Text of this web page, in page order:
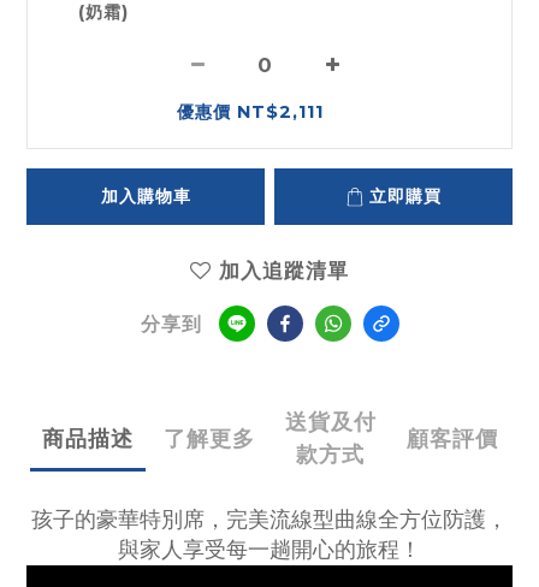
(奶霜)
優惠價 NT$2,111
加入購物車 立即購買
加入追蹤清單
分享到
商品描述 了解更多
送貨及付
款方式
顧客評價
孩子的豪華特別席，完美流線型曲線全方位防護，
與家人享受每一趟開心的旅程！